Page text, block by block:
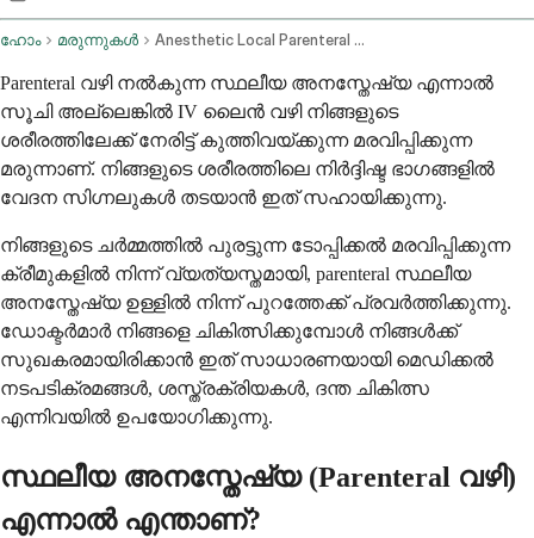
ഹോം മരുന്നുകൾ Anesthetic Local Parenteral Route
Parenteral വഴി നൽകുന്ന സ്ഥലീയ അനസ്തേഷ്യ എന്നാൽ
സൂചി അല്ലെങ്കിൽ IV ലൈൻ വഴി നിങ്ങളുടെ
ശരീരത്തിലേക്ക് നേരിട്ട് കുത്തിവയ്ക്കുന്ന മരവിപ്പിക്കുന്ന
മരുന്നാണ്. നിങ്ങളുടെ ശരീരത്തിലെ നിർദ്ദിഷ്ട ഭാഗങ്ങളിൽ
വേദന സിഗ്നലുകൾ തടയാൻ ഇത് സഹായിക്കുന്നു.
നിങ്ങളുടെ ചർമ്മത്തിൽ പുരട്ടുന്ന ടോപ്പിക്കൽ മരവിപ്പിക്കുന്ന
ക്രീമുകളിൽ നിന്ന് വ്യത്യസ്തമായി, parenteral സ്ഥലീയ
അനസ്തേഷ്യ ഉള്ളിൽ നിന്ന് പുറത്തേക്ക് പ്രവർത്തിക്കുന്നു.
ഡോക്ടർമാർ നിങ്ങളെ ചികിത്സിക്കുമ്പോൾ നിങ്ങൾക്ക്
സുഖകരമായിരിക്കാൻ ഇത് സാധാരണയായി മെഡിക്കൽ
നടപടിക്രമങ്ങൾ, ശസ്ത്രക്രിയകൾ, ദന്ത ചികിത്സ
എന്നിവയിൽ ഉപയോഗിക്കുന്നു.
സ്ഥലീയ അനസ്തേഷ്യ (Parenteral വഴി)
എന്നാൽ എന്താണ്?